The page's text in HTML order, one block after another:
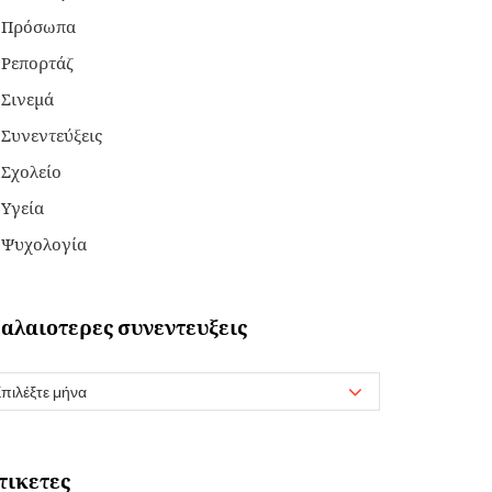
Πρόσωπα
Ρεπορτάζ
Σινεμά
Συνεντεύξεις
Σχολείο
Υγεία
Ψυχολογία
συνεντευξεις